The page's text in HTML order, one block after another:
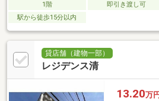
1階 即引き渡し可
駅から徒歩15分以内
貸店舗（建物一部）
レジデンス清
13.20万円